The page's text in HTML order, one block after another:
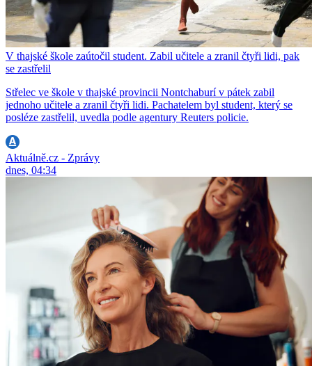
V thajské škole zaútočil student. Zabil učitele a zranil čtyři lidi, pak
se zastřelil
Střelec ve škole v thajské provincii Nontchaburí v pátek zabil
jednoho učitele a zranil čtyři lidi. Pachatelem byl student, který se
posléze zastřelil, uvedla podle agentury Reuters policie.
Aktuálně.cz - Zprávy
dnes, 04:34